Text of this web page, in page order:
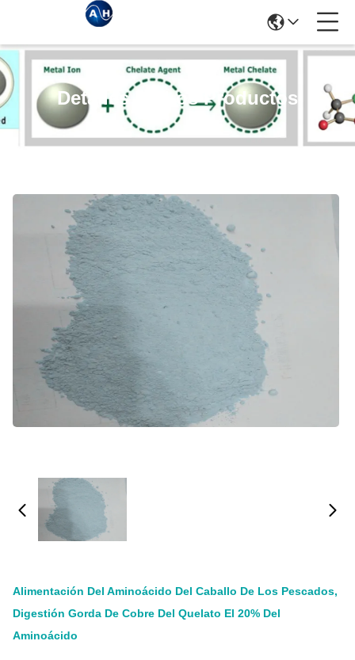
Detalles De Los Productos
Alimentación Del Aminoácido Del Caballo De Los Pescados,
Digestión Gorda De Cobre Del Quelato El 20% Del
Aminoácido